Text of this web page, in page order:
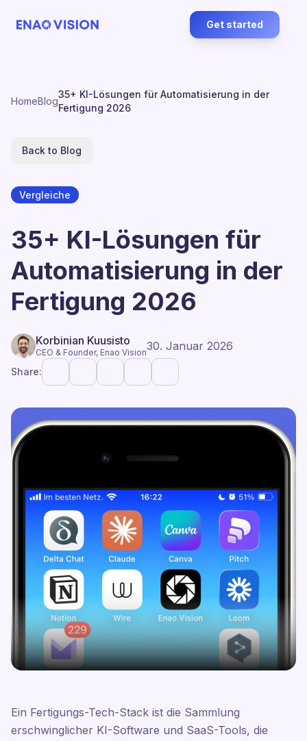
Get started
HomeBlog
35+ KI-Lösungen für Automatisierung in der
Fertigung 2026
Back to Blog
Vergleiche
35+ KI-Lösungen für
Automatisierung in der
Fertigung 2026
Korbinian Kuusisto
CEO & Founder, Enao Vision30. Januar 2026
Share:
Ein Fertigungs-Tech-Stack ist die Sammlung
erschwinglicher KI-Software und SaaS-Tools, die